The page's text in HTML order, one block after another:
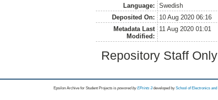
Language:
Swedish
Deposited On:
10 Aug 2020 06:16
Metadata Last
Modified:
11 Aug 2020 01:01
Repository Staff
Epsilon Archive for Student Projects is powored byEPrints 3 developed by School of Electronics